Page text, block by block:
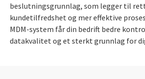
beslutningsgrunnlag, som legger til
kundetilfredshet og mer effektive
MDM-system får din bedrift bedre
datakvalitet og et sterkt grunnlag for